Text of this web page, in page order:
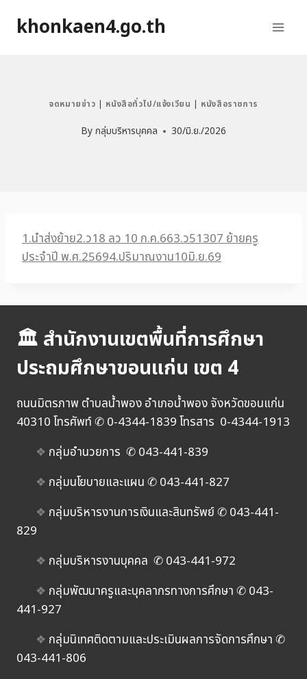
khonkaen4.go.th
จดหมายข่าว หนังสือทั่วไป/แจ้งเวียน หนังสือราชการ
By กลุ่มบริหารบุคคล 30/มิ.ย./2026
1.นำส่งย้าย2.ว18 ลว 10 ก.ค.663.ว51307 ย้ายครู
ประจำปี พ.ศ.25694.ปริมาณงาน10มิ.ย.69
🏛 สำนักงานเขตพื้นที่การศึกษา
ประถมศึกษาขอนแก่น เขต 4
ถนนมิตรภาพ ตำบลน้ำพอง อำเภอน้ำพอง จังหวัดขอนแก่น
40310 โทรศัพท์ ✆ 0-4344-1839 โทรสาร 0-4344-1913
❖ กลุ่มอำนวยการ ✆ 043-441-839
❖ กลุ่มนโยบายและแผน ✆ 043-441-827
❖ กลุ่มบริหารงานการเงินและสินทรัพย์ ✆ 043-441-
829
❖ กลุ่มบริหารงานบุคคล ✆ 043-441-972
❖ กลุ่มพัฒนาครูและบุคลากรทางการศึกษา ✆ 043-
441-927
❖ กลุ่มนิเทศติดตามและประเมินผลการจัดการศึกษา ✆
043-441-806